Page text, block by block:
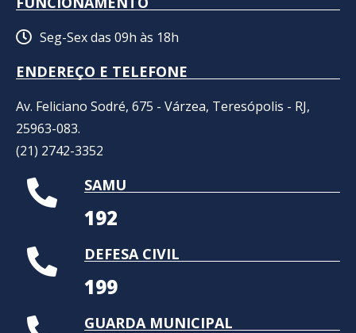
Seg-Sex das 09h às 18h
ENDEREÇO E TELEFONE
Av. Feliciano Sodré, 675 - Várzea, Teresópolis - RJ,
25963-083.
(21) 2742-3352​
SAMU
192
DEFESA CIVIL
199
GUARDA MUNICIPAL